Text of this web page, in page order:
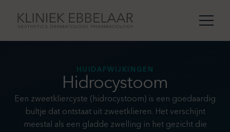
HUIDAFWIJKINGEN
Hidrocystoom
Een zweetkliercyste (hidrocystoom) is een goedaardig
bultje dat ontstaat uit zweetklieren. Het verschijnt
meestal als een gladde zwelling in het gezicht die